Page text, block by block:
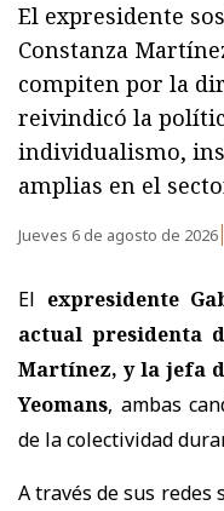
El expresidente
Constanza
compiten por la
reivindicó la
individualismo,
amplias en el
Jueves 6 de agosto de 2026
El expresidente
actual presidenta
Martínez, y la jefa
Yeomans, ambas
de la colectividad
A través de sus